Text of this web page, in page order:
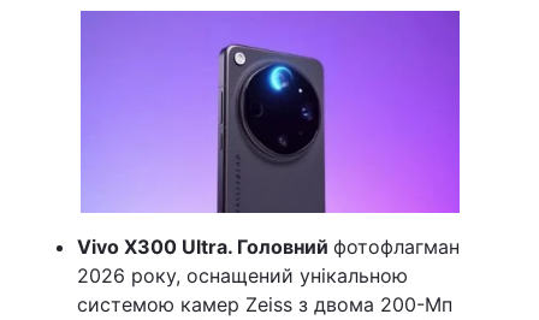
Vivo X300 Ultra. Головний фотофлагман
2026 року, оснащений унікальною
системою камер Zeiss з двома 200-Мп